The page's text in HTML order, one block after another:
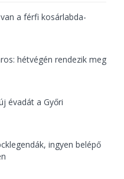
a férfi kosárlabda-
hétvégén rendezik meg
évadát a Győri
ingyen belépő